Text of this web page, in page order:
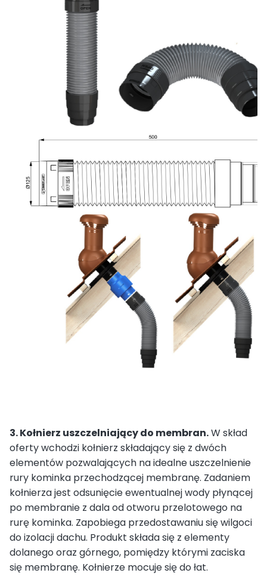
3. Kołnierz uszczelniający do membran.W skład
oferty wchodzi kołnierz składający się z dwóch
elementów pozwalających na idealne uszczelnienie
rury kominka przechodzącej membranę. Zadaniem
kołnierza jest odsunięcie ewentualnej wody płynącej
po membranie z dala od otworu przelotowego na
rurę kominka. Zapobiega przedostawaniu się wilgoci
do izolacji dachu. Produkt składa się z elementy
dolanego oraz górnego, pomiędzy którymi zaciska
się membranę. Kołnierze mocuje się do łat.